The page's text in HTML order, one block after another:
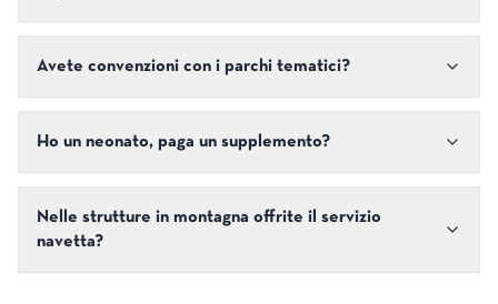
Avete convenzioni con i parchi tematici?
Ho un neonato, paga un supplemento?
Nelle strutture in montagna offrite il servizio
navetta?